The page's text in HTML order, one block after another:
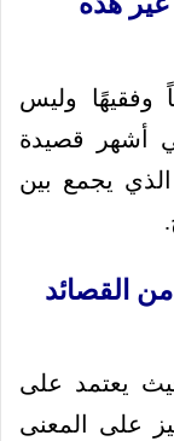
وفقيهًا وليس
أشهر قصيدة
الذي يجمع بين
القصائد
يعتمد على
على المعنى